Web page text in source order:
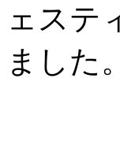
ェステ
ました。